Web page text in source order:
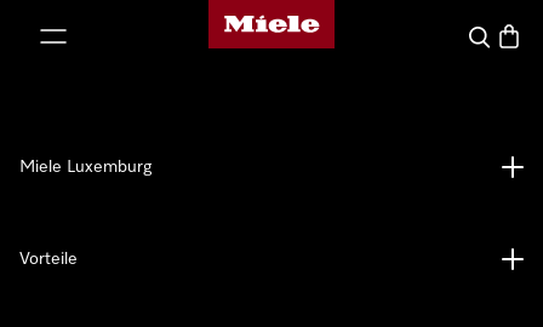
Miele-Homepage
Suche
Miele Luxemburg
Vorteile